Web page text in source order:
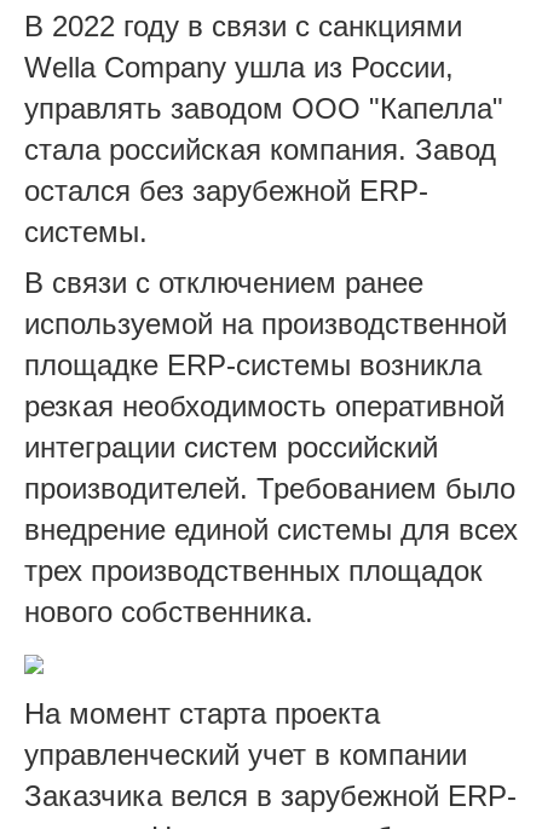
В 2022 году в связи с санкциями
Wella Company ушла из России,
управлять заводом ООО "Капелла"
стала российская компания. Завод
остался без зарубежной ERP-
системы.
В связи с отключением ранее
используемой на производственной
площадке ERP-системы возникла
резкая необходимость оперативной
интеграции систем российский
производителей. Требованием было
внедрение единой системы для всех
трех производственных площадок
нового собственника.
На момент старта проекта
управленческий учет в компании
Заказчика велся в зарубежной ERP-